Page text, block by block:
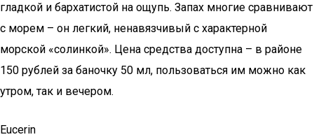
гладкой и бархатистой на ощупь. Запах многие сравнивают
с морем – он легкий, ненавязчивый с характерной
морской «солинкой». Цена средства доступна – в районе
150 рублей за баночку 50 мл, пользоваться им можно как
утром, так и вечером.
Eucerin